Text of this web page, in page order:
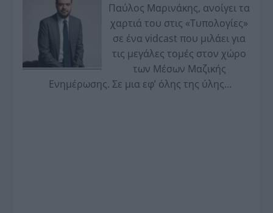
Παύλος Μαρινάκης, ανοίγει τα
χαρτιά του στις «Τυπολογίες»
σε ένα vidcast που μιλάει για
τις μεγάλες τομές στον χώρο
των Μέσων Μαζικής
Ενημέρωσης. Σε μια εφ’ όλης της ύλης